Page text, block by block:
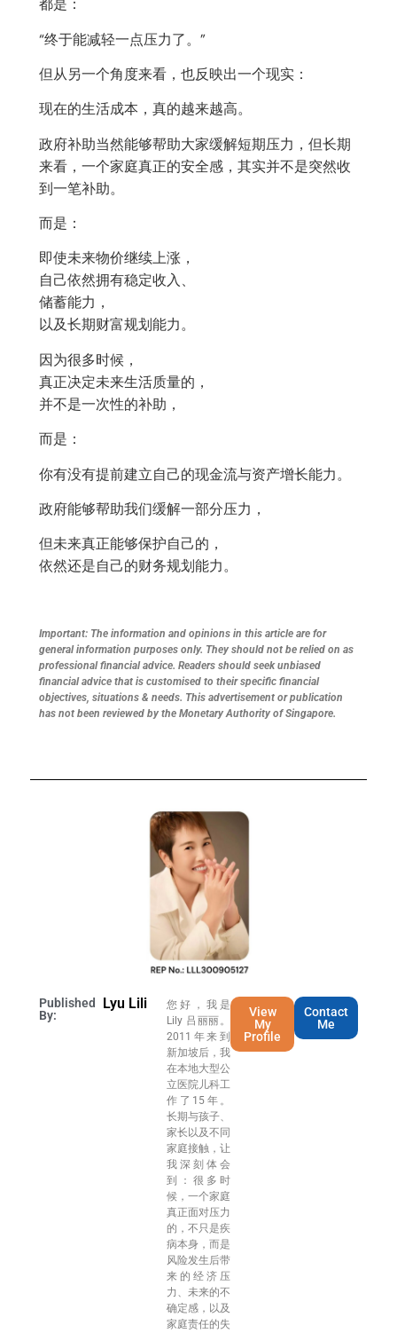
都是：
“终于能减轻一点压力了。”
但从另一个角度来看，也反映出一个现实：
现在的生活成本，真的越来越高。
政府补助当然能够帮助大家缓解短期压力，但长期
来看，一个家庭真正的安全感，其实并不是突然收
到一笔补助。
而是：
即使未来物价继续上涨，
自己依然拥有稳定收入、
储蓄能力，
以及长期财富规划能力。
因为很多时候，
真正决定未来生活质量的，
并不是一次性的补助，
而是：
你有没有提前建立自己的现金流与资产增长能力。
政府能够帮助我们缓解一部分压力，
但未来真正能够保护自己的，
依然还是自己的财务规划能力。
Important: The information and opinions in this article are for
general information purposes only. They should not be relied on as
professional financial advice. Readers should seek unbiased
financial advice that is customised to their specific financial
objectives, situations & needs. This advertisement or publication
has not been reviewed by the Monetary Authority of Singapore.
Published
By:
Lyu Lili
您好，我是
Lily 吕丽丽。
2011年来到
新加坡后，我
在本地大型公
立医院儿科工
作了15年。
长期与孩子、
家长以及不同
家庭接触，让
我深刻体会
到：很多时
候，一个家庭
真正面对压力
的，不只是疾
病本身，而是
风险发生后带
来的经济压
力、未来的不
确定感，以及
家庭责任的失
View
My
Profile
Contact
Me